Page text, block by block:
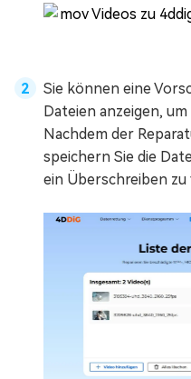
Sie können eine
Dateien anzeigen,
Nachdem der
speichern Sie die
ein Überschreiben zu